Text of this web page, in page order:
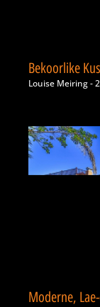
Bekoorlike
Louise Meiring
Moderne,